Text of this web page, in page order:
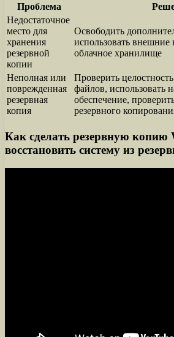
Проблема
Недостаточное
место для
хранения
резервной
копии
Освободить
использовать внешние
облачное хранилище
Неполная или
поврежденная
резервная
копия
Проверить
файлов, использовать
обеспечение,
резервного
Как сделать резервную копию
восстановить систему из